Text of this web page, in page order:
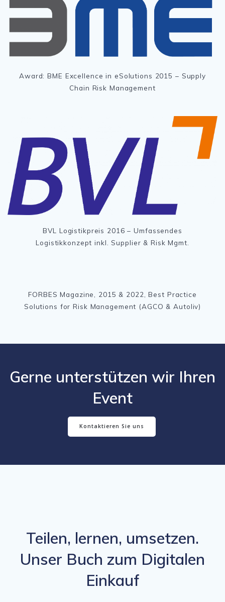
Award: BME Excellence in eSolutions 2015 – Supply
Chain Risk Management
BVL Logistikpreis 2016 – Umfassendes
Logistikkonzept inkl. Supplier & Risk Mgmt.
FORBES Magazine, 2015 & 2022, Best Practice
Solutions for Risk Management (AGCO & Autoliv)
Gerne unterstützen wir Ihren
Event
Kontaktieren Sie uns
Teilen, lernen, umsetzen.
Unser Buch zum Digitalen
Einkauf